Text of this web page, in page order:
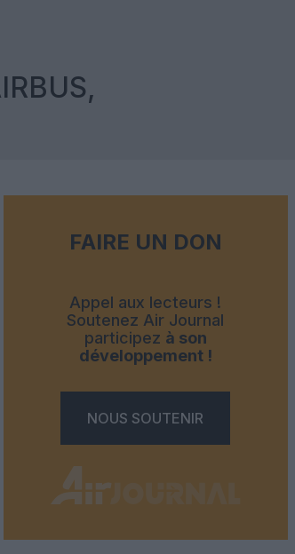
FAIRE UN DON
Appel aux lecteurs !
Soutenez Air Journal
participez à son
développement !
NOUS SOUTENIR